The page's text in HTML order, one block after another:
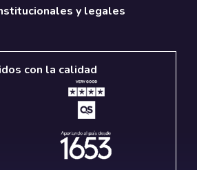
y legales
con la calidad